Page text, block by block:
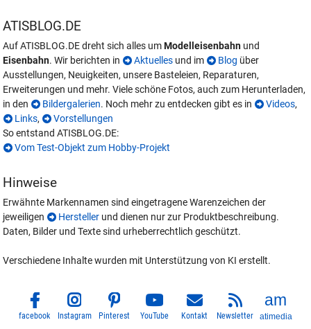
ATISBLOG.DE
Auf ATISBLOG.DE dreht sich alles umModelleisenbahn und
Eisenbahn. Wir berichten in Aktuelles und im Blog über
Ausstellungen, Neuigkeiten, unsere Basteleien, Reparaturen,
Erweiterungen und mehr. Viele schöne Fotos, auch zum Herunterladen,
in den
Bildergalerien. Noch mehr zu entdecken gibt es in Videos,
Links,
Vorstellungen
So entstand ATISBLOG.DE:
Vom Test-Objekt zum Hobby-Projekt
Hinweise
Erwähnte Markennamen sind eingetragene Warenzeichen der
jeweiligen
Hersteller und dienen nur zur Produktbeschreibung.
Daten, Bilder und Texte sind urheberrechtlich geschützt.
Verschiedene Inhalte wurden mit Unterstützung von KI erstellt.
facebook Instagram Pinterest YouTube Kontakt Newsletter atimedia